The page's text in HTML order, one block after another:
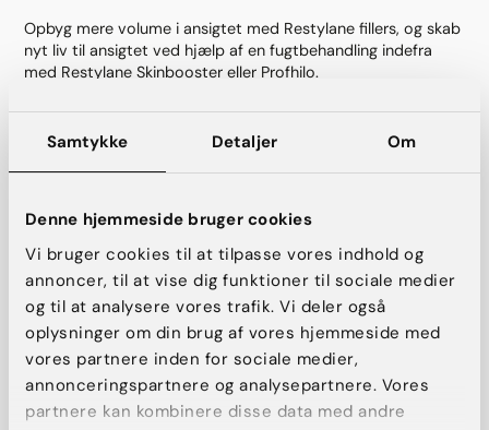
Samtykke Detaljer Om
Denne hjemmeside bruger cookies
Vi bruger cookies til at tilpasse vores indhold og
annoncer, til at vise dig funktioner til sociale medier
og til at analysere vores trafik. Vi deler også
oplysninger om din brug af vores hjemmeside med
vores partnere inden for sociale medier,
annonceringspartnere og analysepartnere. Vores
partnere kan kombinere disse data med andre
Opbyg mere volume i ansigtet med Restylane fillers, og skab
nyt liv til ansigtet ved hjælp af en fugtbehandling indefra
med Restylane Skinbooster eller Profhilo.
Læs mere om Restylane Skinbooster